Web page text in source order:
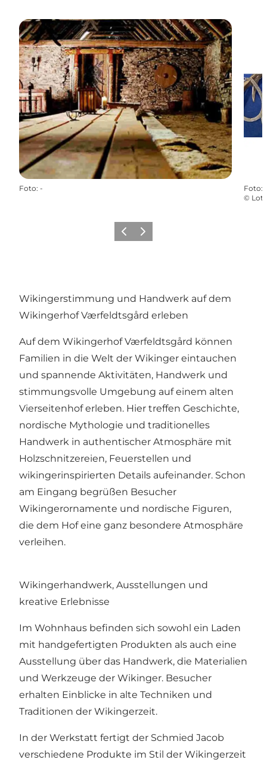
Foto: - Foto:
©
ZurückWeiter
Wikingerstimmung und Handwerk auf dem
Wikingerhof Værfeldtsgård erleben
Auf dem Wikingerhof Værfeldtsgård können
Familien in die Welt der Wikinger eintauchen
und spannende Aktivitäten, Handwerk und
stimmungsvolle Umgebung auf einem alten
Vierseitenhof erleben. Hier treffen Geschichte,
nordische Mythologie und traditionelles
Handwerk in authentischer Atmosphäre mit
Holzschnitzereien, Feuerstellen und
wikingerinspirierten Details aufeinander. Schon
am Eingang begrüßen Besucher
Wikingerornamente und nordische Figuren,
die dem Hof eine ganz besondere Atmosphäre
verleihen.
Wikingerhandwerk, Ausstellungen und
kreative Erlebnisse
Im Wohnhaus befinden sich sowohl ein Laden
mit handgefertigten Produkten als auch eine
Ausstellung über das Handwerk, die Materialien
und Werkzeuge der Wikinger. Besucher
erhalten Einblicke in alte Techniken und
Traditionen der Wikingerzeit.
In der Werkstatt fertigt der Schmied Jacob
verschiedene Produkte im Stil der Wikingerzeit